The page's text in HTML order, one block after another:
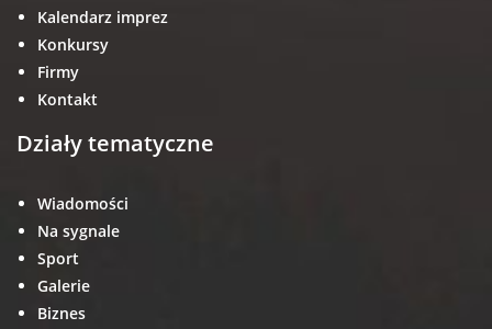
Kalendarz imprez
Konkursy
Firmy
Kontakt
Działy tematyczne
Wiadomości
Na sygnale
Sport
Galerie
Biznes